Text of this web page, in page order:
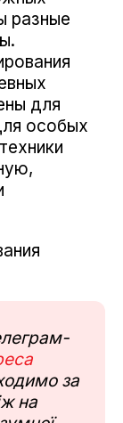
разные
для
особых
за
на